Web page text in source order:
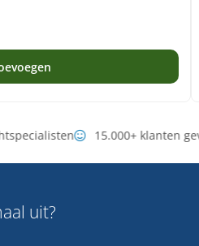
15.000+ klanten
uit?